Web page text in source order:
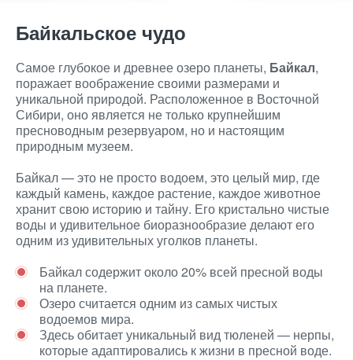
Байкальское чудо
Самое глубокое и древнее озеро планеты, Байкал,
поражает воображение своими размерами и
уникальной природой. Расположенное в Восточной
Сибири, оно является не только крупнейшим
пресноводным резервуаром, но и настоящим
природным музеем.
Байкал — это не просто водоем, это целый мир, где
каждый камень, каждое растение, каждое животное
хранит свою историю и тайну. Его кристально чистые
воды и удивительное биоразнообразие делают его
одним из удивительных уголков планеты.
Байкал содержит около 20% всей пресной воды
на планете.
Озеро считается одним из самых чистых
водоемов мира.
Здесь обитает уникальный вид тюленей — нерпы,
которые адаптировались к жизни в пресной воде.